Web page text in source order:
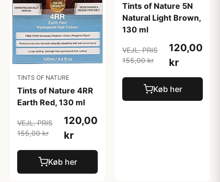
TINTS OF NATURE
Tints of Nature 4RR
Earth Red, 130 ml
VEJL. PRIS
155,00 kr
120,00
kr
Køb her
Tints of Nature 5N
Natural Light Brown,
130 ml
VEJL. PRIS
155,00 kr
120,00
kr
Køb her